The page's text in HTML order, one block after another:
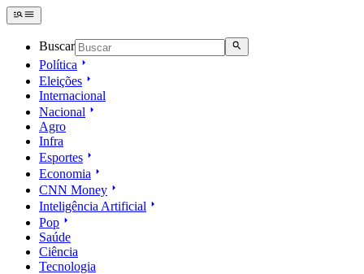
Buscar
Política
Eleições
Internacional
Nacional
Agro
Infra
Esportes
Economia
CNN Money
Inteligência Artificial
Pop
Saúde
Ciência
Tecnologia